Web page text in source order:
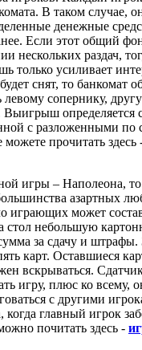
В таком случае,
денежные
Если этот общий
нескольких раздач,
только усиливает
снят, то банкомат
левому сопернику,
Выигрыш определяется
с разложенными по
прочитать здесь
игры – Наполеона, то
азартных
играющих может
стол небольшую
за сдачу и
карт. Оставшиеся
вскрываться.
игру, плюс ко всему,
с другими
когда главный игрок
почитать здесь -